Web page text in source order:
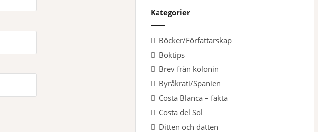
Kategorier
Böcker/Författarskap
Boktips
Brev från kolonin
Byråkrati/Spanien
Costa Blanca – fakta
Costa del Sol
Ditten och datten